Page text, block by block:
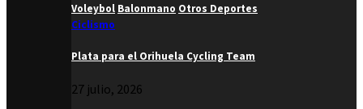
Voleybol Balonmano Otros Deportes
Ciclismo
Plata para el Orihuela Cycling Team
27 julio, 2026